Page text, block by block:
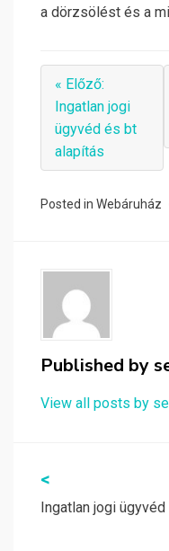
a dörzsölést és a
« Előző:
Ingatlan jogi
ügyvéd és bt
alapítás
Posted in Webáruház
Published by
View all posts by
Bejegyzés
navigáció
<
Ingatlan jogi